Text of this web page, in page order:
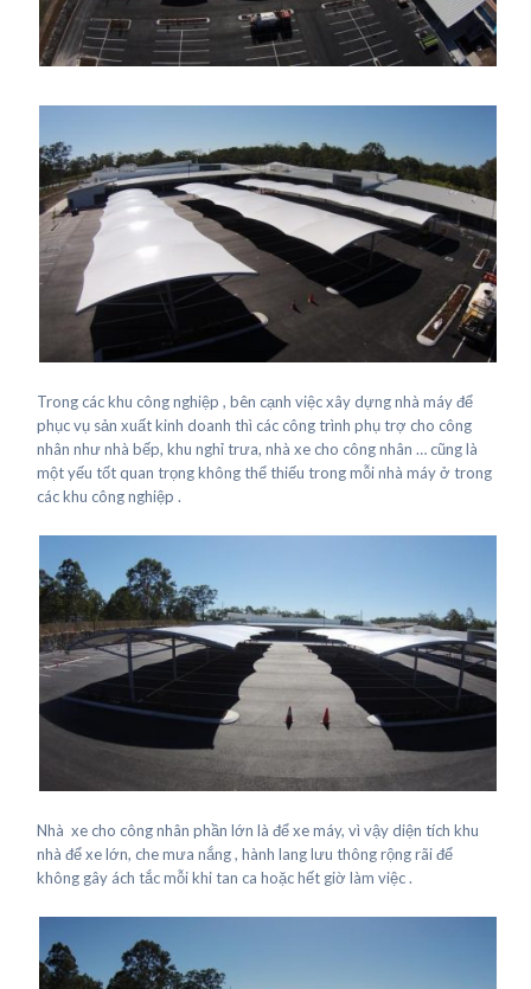
Trong các khu công nghiệp , bên cạnh việc xây dựng nhà máy để
phục vụ sản xuất kinh doanh thì các công trình phụ trợ cho công
nhân như nhà bếp, khu nghỉ trưa, nhà xe cho công nhân … cũng là
một yếu tốt quan trọng không thể thiếu trong mỗi nhà máy ở trong
các khu công nghiệp .
Nhà xe cho công nhân phần lớn là để xe máy, vì vậy diện tích khu
nhà để xe lớn, che mưa nắng , hành lang lưu thông rộng rãi để
không gây ách tắc mỗi khi tan ca hoặc hết giờ làm việc .